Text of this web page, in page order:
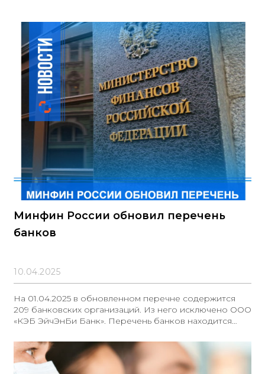
Минфин России обновил перечень
банков
10.04.2025
На 01.04.2025 в обновленном перечне содержится
209 банковских организаций. Из него исключено ООО
«КЭБ ЭйчЭнБи Банк». Перечень банков находится